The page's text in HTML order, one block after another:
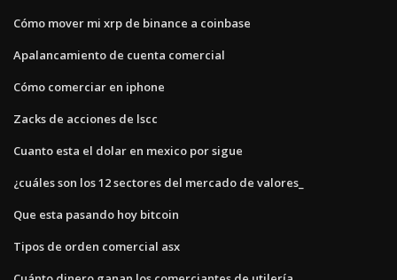
Cómo mover mi xrp de binance a coinbase
Apalancamiento de cuenta comercial
Cómo comerciar en iphone
Zacks de acciones de lscc
Cuanto esta el dolar en mexico por sigue
¿cuáles son los 12 sectores del mercado de valores_
Que esta pasando hoy bitcoin
Tipos de orden comercial asx